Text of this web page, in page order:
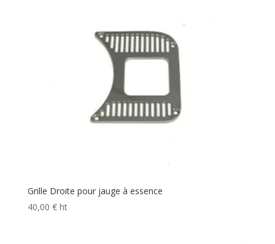
Grille Droite pour jauge à essence
40,00 € ht